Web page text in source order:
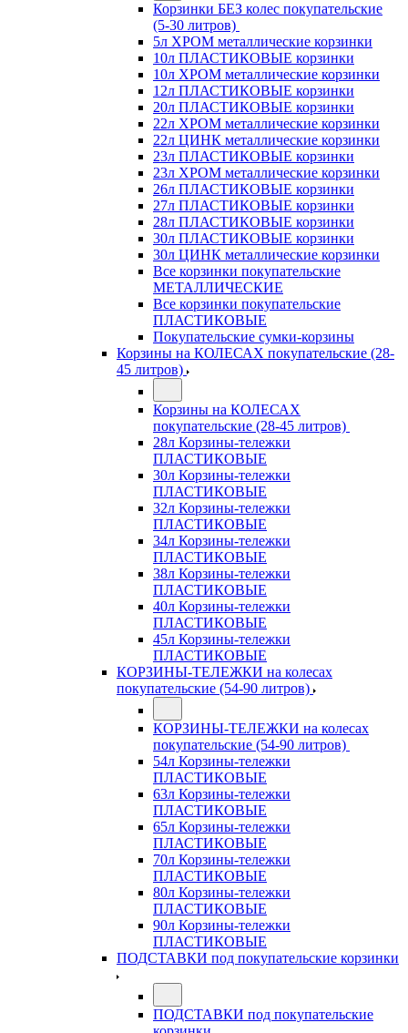
Корзинки БЕЗ колес покупательские
(5-30 литров)
5л ХРОМ металлические корзинки
10л ПЛАСТИКОВЫЕ корзинки
10л ХРОМ металлические корзинки
12л ПЛАСТИКОВЫЕ корзинки
20л ПЛАСТИКОВЫЕ корзинки
22л ХРОМ металлические корзинки
22л ЦИНК металлические корзинки
23л ПЛАСТИКОВЫЕ корзинки
23л ХРОМ металлические корзинки
26л ПЛАСТИКОВЫЕ корзинки
27л ПЛАСТИКОВЫЕ корзинки
28л ПЛАСТИКОВЫЕ корзинки
30л ПЛАСТИКОВЫЕ корзинки
30л ЦИНК металлические корзинки
Все корзинки покупательские
МЕТАЛЛИЧЕСКИЕ
Все корзинки покупательские
ПЛАСТИКОВЫЕ
Покупательские сумки-корзины
Корзины на КОЛЕСАХ покупательские (28-
45 литров)
Корзины на КОЛЕСАХ
покупательские (28-45 литров)
28л Корзины-тележки
ПЛАСТИКОВЫЕ
30л Корзины-тележки
ПЛАСТИКОВЫЕ
32л Корзины-тележки
ПЛАСТИКОВЫЕ
34л Корзины-тележки
ПЛАСТИКОВЫЕ
38л Корзины-тележки
ПЛАСТИКОВЫЕ
40л Корзины-тележки
ПЛАСТИКОВЫЕ
45л Корзины-тележки
ПЛАСТИКОВЫЕ
КОРЗИНЫ-ТЕЛЕЖКИ на колесах
покупательские (54-90 литров)
КОРЗИНЫ-ТЕЛЕЖКИ на колесах
покупательские (54-90 литров)
54л Корзины-тележки
ПЛАСТИКОВЫЕ
63л Корзины-тележки
ПЛАСТИКОВЫЕ
65л Корзины-тележки
ПЛАСТИКОВЫЕ
70л Корзины-тележки
ПЛАСТИКОВЫЕ
80л Корзины-тележки
ПЛАСТИКОВЫЕ
90л Корзины-тележки
ПЛАСТИКОВЫЕ
ПОДСТАВКИ под покупательские корзинки
ПОДСТАВКИ под покупательские